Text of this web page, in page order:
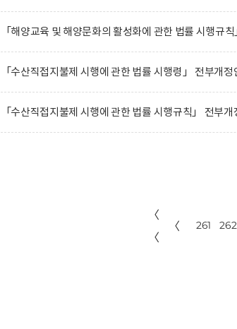
「해양교육 및 해양문화의 활성화에 관한 법률 시행규
「수산직접지불제 시행에 관한 법률 시행령」 전부개
「수산직접지불제 시행에 관한 법률 시행규칙」 전부
〈
〈
〈 261 262